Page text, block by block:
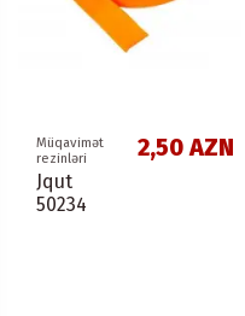
Müqavimət
rezinləri
Jqut
50234
2,50 AZN